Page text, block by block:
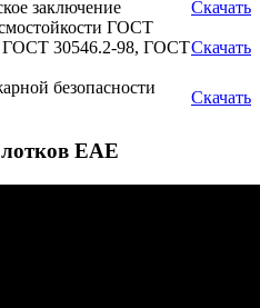
заключение
Скачать
ГОСТ
ГОСТ 30546.2-98, ГОСТСкачать
безопасности
Скачать
EAE